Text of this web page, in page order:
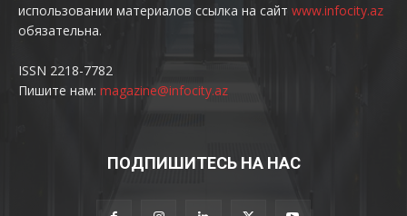
использовании материалов ссылка на сайт www.infocity.az
обязательна.
ISSN 2218-7782
Пишите нам: magazine@infocity.az
ПОДПИШИТЕСЬ НА НАС